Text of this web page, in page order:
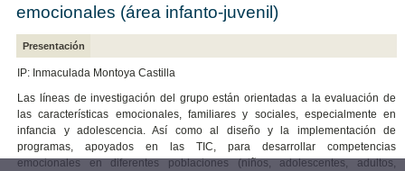
emocionales (área infanto-juvenil)
Presentación
IP: Inmaculada Montoya Castilla
Las líneas de investigación del grupo están orientadas a la evaluación de
las características emocionales, familiares y sociales, especialmente en
infancia y adolescencia. Así como al diseño y la implementación de
programas, apoyados en las TIC, para desarrollar competencias
emocionales en diferentes poblaciones (niños, adolescentes, adultos,